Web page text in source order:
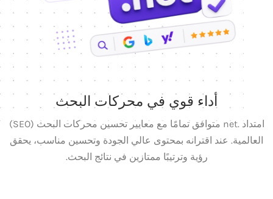
أداء قوي في محركات البحث
امتداد .net متوافق تمامًا مع معايير تحسين محركات البحث (SEO)
العالمية. عند اقترانه بمحتوى عالي الجودة وتحسين مناسب، يحقق
رؤية وترتيبًا ممتازين في نتائج البحث.